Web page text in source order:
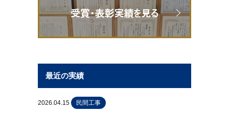
最近の実績
2026.04.15 民間工事